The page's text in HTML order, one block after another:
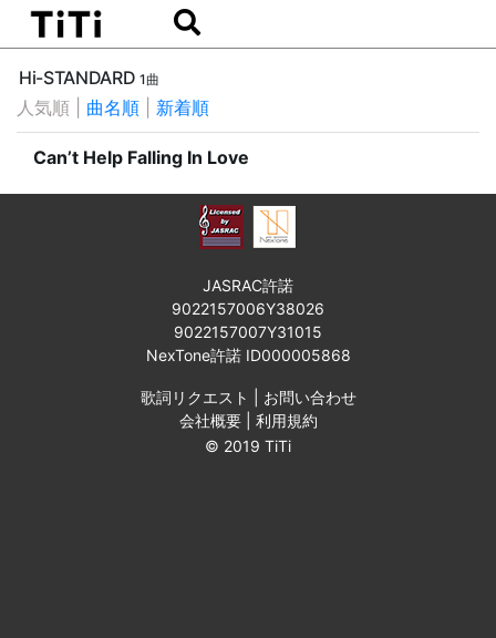
Hi-STANDARD1曲
人気順 曲名順 新着順
Can’t Help Falling In Love
JASRAC許諾
9022157006Y38026
9022157007Y31015
NexTone許諾 ID000005868
歌詞リクエスト
お問い合わせ
会社概要| 利用規約
© 2019 TiTi